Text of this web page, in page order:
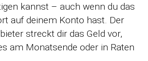
kannst – auch wenn du das
auf deinem Konto hast. Der
streckt dir das Geld vor,
am Monatsende oder in Raten